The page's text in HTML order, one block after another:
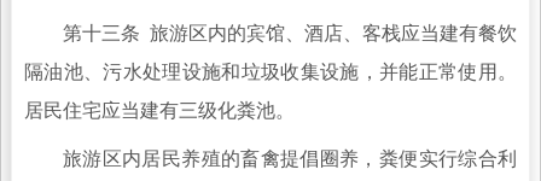
第十三条 旅游区内的宾馆、酒店、客栈应当建有餐饮
隔油池、污水处理设施和垃圾收集设施，并能正常使用。
居民住宅应当建有三级化粪池。
旅游区内居民养殖的畜禽提倡圈养，粪便实行综合利